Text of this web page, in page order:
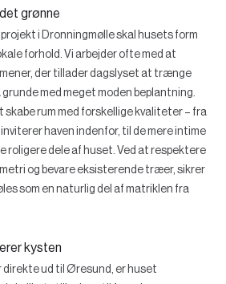
grønne
i Dronningmølle skal husets form
forhold. Vi arbejder ofte med at
der tillader dagslyset at trænge
grunde med meget moden beplantning.
skabe rum med forskellige kvaliteter – fra
haven indenfor, til de mere intime
roligere dele af huset. Ved at respektere
og bevare eksisterende træer, sikrer
som en naturlig del af matriklen fra
kysten
direkte ud til Øresund, er huset